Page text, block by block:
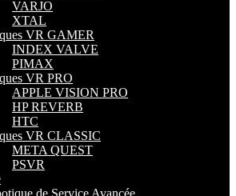
VARJO
XTAL
VR GAMER
INDEX VALVE
PIMAX
VR PRO
APPLE VISION PRO
HP REVERB
HTC
VR CLASSIC
META QUEST
PSVR
de Service Avancée